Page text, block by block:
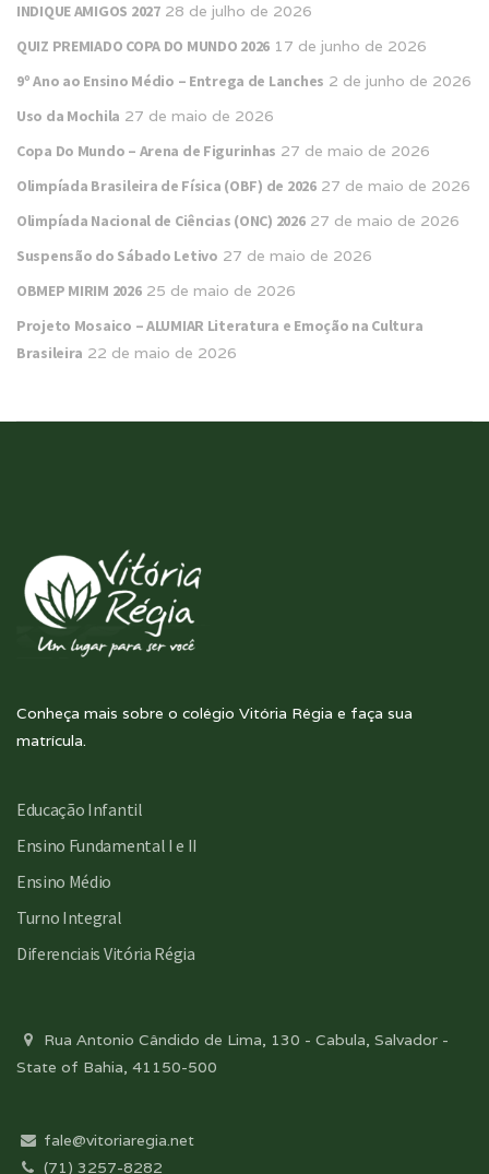
INDIQUE AMIGOS 2027 28 de julho de 2026
QUIZ PREMIADO COPA DO MUNDO 2026 17 de junho de 2026
9º Ano ao Ensino Médio – Entrega de Lanches 2 de junho de 2026
Uso da Mochila 27 de maio de 2026
Copa Do Mundo – Arena de Figurinhas 27 de maio de 2026
Olimpíada Brasileira de Física (OBF) de 2026 27 de maio de 2026
Olimpíada Nacional de Ciências (ONC) 2026 27 de maio de 2026
Suspensão do Sábado Letivo 27 de maio de 2026
OBMEP MIRIM 2026 25 de maio de 2026
Projeto Mosaico – ALUMIAR Literatura e Emoção na Cultura
Brasileira 22 de maio de 2026
Conheça mais sobre o colégio Vitória Régia e faça sua
matrícula.
Educação Infantil
Ensino Fundamental I e II
Ensino Médio
Turno Integral
Diferenciais Vitória Régia
Rua Antonio Cândido de Lima, 130 - Cabula, Salvador -
State of Bahia, 41150-500
fale@vitoriaregia.net
(71) 3257-8282